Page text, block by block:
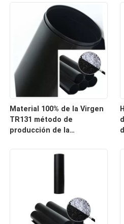
Geomembrane
Material 100% de la Virgen
TR131 método de
producción de la
Geomembrane del HDPE